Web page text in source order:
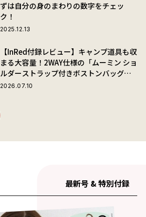
ずは自分の身のまわりの数字をチェッ
ク！
2025.12.13
【InRed付録レビュー】キャンプ道具も収
まる大容量！2WAY仕様の「ムーミン ショ
ルダーストラップ付きボストンバッグ」
が夏旅におすすめな理由
2026.07.10
最新号 & 特別付録